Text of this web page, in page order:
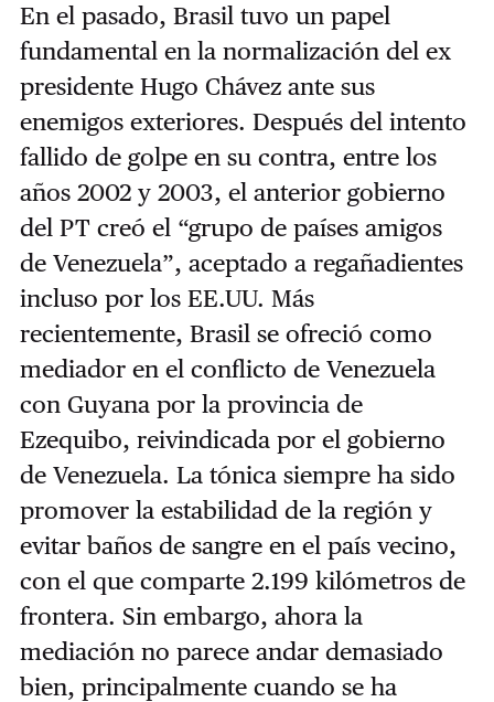
En el pasado, Brasil tuvo un papel
fundamental en la normalización del ex
presidente Hugo Chávez ante sus
enemigos exteriores. Después del intento
fallido de golpe en su contra, entre los
años 2002 y 2003, el anterior gobierno
del PT creó el “grupo de países amigos
de Venezuela”, aceptado a regañadientes
incluso por los EE.UU. Más
recientemente, Brasil se ofreció como
mediador en el conflicto de Venezuela
con Guyana por la provincia de
Ezequibo, reivindicada por el gobierno
de Venezuela. La tónica siempre ha sido
promover la estabilidad de la región y
evitar baños de sangre en el país vecino,
con el que comparte 2.199 kilómetros de
frontera. Sin embargo, ahora la
mediación no parece andar demasiado
bien, principalmente cuando se ha